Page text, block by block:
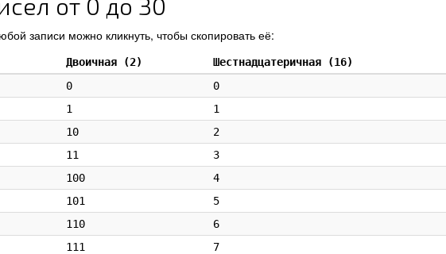
записи можно кликнуть, чтобы скопировать её:
Двоичная (2)
Шестнадцатеричная (16)
0
0
1
1
10
2
11
3
100
4
101
5
110
6
111
7